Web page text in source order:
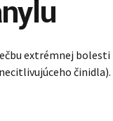
extrémnej